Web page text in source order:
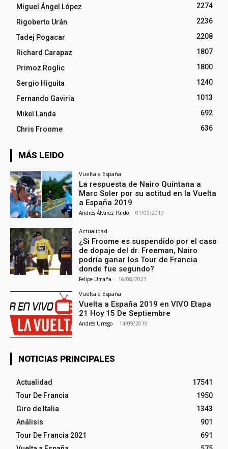
Miguel Ángel López
2274
Rigoberto Urán
2236
Tadej Pogacar
2208
Richard Carapaz
1807
Primoz Roglic
1800
Sergio Higuita
1240
Fernando Gaviria
1013
Mikel Landa
692
Chris Froome
636
MÁS LEIDO
Vuelta a España
La respuesta de Nairo Quintana a
Marc Soler por su actitud en la Vuelta
a España 2019
Andrés Álvarez Pardo - 01/09/2019
Actualidad
¿Si Froome es suspendido por el caso
de dopaje del dr. Freeman, Nairo
podría ganar los Tour de Francia
donde fue segundo?
Felipe Umaña - 16/08/2023
Vuelta a España
Vuelta a España 2019 en VIVO Etapa
21 Hoy 15 De Septiembre
Andrés Urrego - 14/09/2019
NOTICIAS PRINCIPALES
Actualidad
17541
Tour De Francia
1950
Giro de Italia
1343
Análisis
901
Tour De Francia 2021
691